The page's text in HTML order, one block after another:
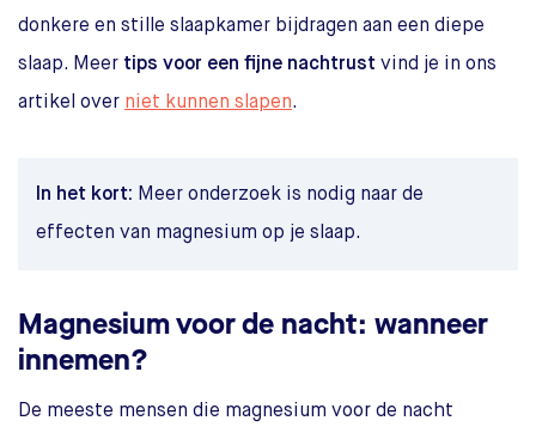
donkere en stille slaapkamer bijdragen aan een diepe
slaap. Meer tips voor een fijne nachtrust vind je in ons
artikel over niet kunnen slapen.
In het kort: Meer onderzoek is nodig naar de
effecten van magnesium op je slaap.
Magnesium voor de nacht: wanneer
innemen?
De meeste mensen die magnesium voor de nacht